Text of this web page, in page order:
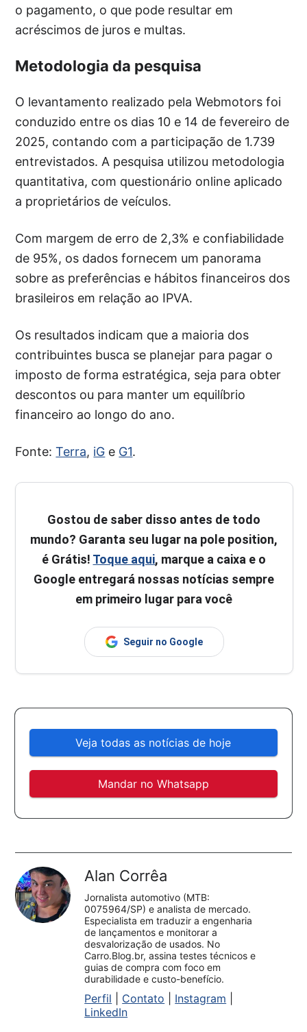
o pagamento, o que pode resultar em
acréscimos de juros e multas.
Metodologia da pesquisa
O levantamento realizado pela Webmotors foi
conduzido entre os dias 10 e 14 de fevereiro de
2025, contando com a participação de 1.739
entrevistados. A pesquisa utilizou metodologia
quantitativa, com questionário online aplicado
a proprietários de veículos.
Com margem de erro de 2,3% e confiabilidade
de 95%, os dados fornecem um panorama
sobre as preferências e hábitos financeiros dos
brasileiros em relação ao IPVA.
Os resultados indicam que a maioria dos
contribuintes busca se planejar para pagar o
imposto de forma estratégica, seja para obter
descontos ou para manter um equilíbrio
financeiro ao longo do ano.
Fonte:Terra, iG e G1.
Gostou de saber disso antes de todo
mundo? Garanta seu lugar na pole position,
é Grátis! Toque aqui, marque a caixa e o
Google entregará nossas notícias sempre
em primeiro lugar para você
Seguir no Google
Veja todas as notícias de hoje
Mandar no Whatsapp
Alan Corrêa
Jornalista automotivo (MTB:
0075964/SP) e analista de mercado.
Especialista em traduzir a engenharia
de lançamentos e monitorar a
desvalorização de usados. No
Carro.Blog.br, assina testes técnicos e
guias de compra com foco em
durabilidade e custo-benefício.
Perfil Contato Instagram
LinkedIn